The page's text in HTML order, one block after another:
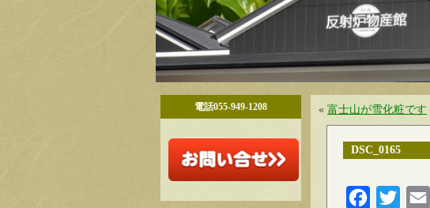
電話055-949-1208 « 富士山が雪化粧です
DSC_0165
FacebookTwitter